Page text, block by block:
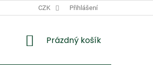
NÁHRADNÍ PLNĚNÍ
CZK Přihlášení
NÁKUPNÍ
Prázdný košík